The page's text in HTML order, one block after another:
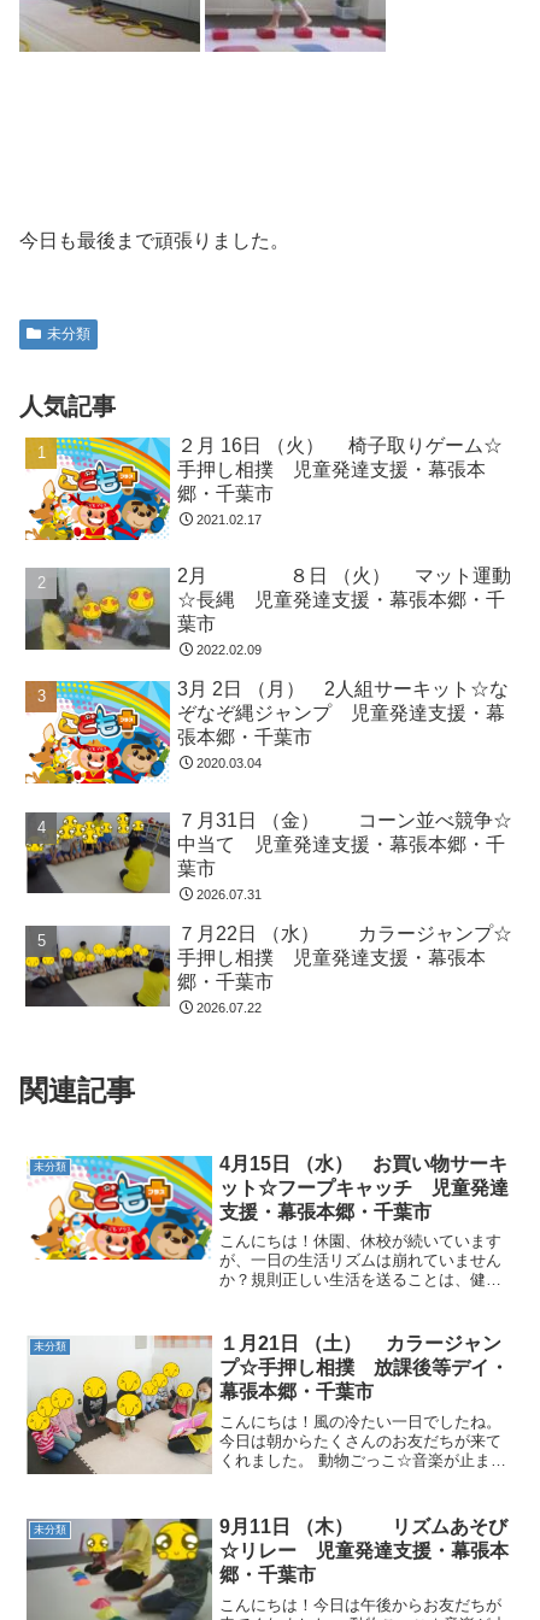
今日も最後まで頑張りました。
未分類
人気記事
２月 16日 （火） 椅子取りゲーム☆
手押し相撲 児童発達支援・幕張本
郷・千葉市
2021.02.17
2月 ８日 （火） マット運動
☆長縄 児童発達支援・幕張本郷・千
葉市
2022.02.09
3月 2日 （月） 2人組サーキット☆な
ぞなぞ縄ジャンプ 児童発達支援・幕
張本郷・千葉市
2020.03.04
７月31日 （金） コーン並べ競争☆
中当て 児童発達支援・幕張本郷・千
葉市
2026.07.31
７月22日 （水） カラージャンプ☆
手押し相撲 児童発達支援・幕張本
郷・千葉市
2026.07.22
関連記事
未分類
4月15日 （水） お買い物サーキ
ット☆フープキャッチ 児童発達
支援・幕張本郷・千葉市
こんにちは！休園、休校が続いています
が、一日の生活リズムは崩れていません
か？規則正しい生活を送ることは、健康
をしっかり摂るよう心掛けたいもので
す。動物ごっこ☆音楽が止ま...
未分類
１月21日 （土） カラージャン
プ☆手押し相撲 放課後等デイ・
幕張本郷・千葉市
こんにちは！風の冷たい一日でしたね。
今日は朝からたくさんのお友だちが来て
くれました。 動物ごっこ☆音楽が止まっ
の上ではお口にチャックをお約束としま
した。 カラージャンプ...
未分類
9月11日 （木） リズムあそび
☆リレー 児童発達支援・幕張本
郷・千葉市
こんにちは！今日は午後からお友だちが